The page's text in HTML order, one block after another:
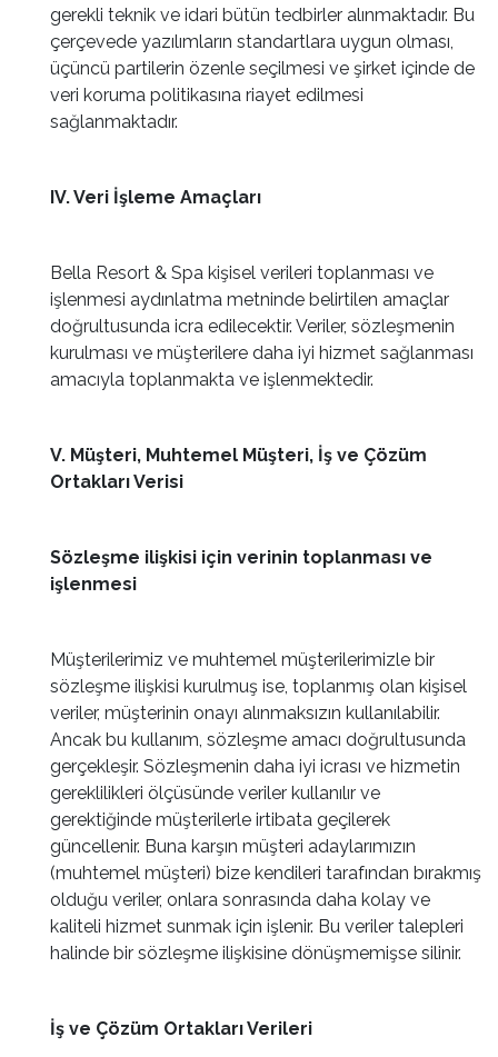
gerekli teknik ve idari bütün tedbirler alınmaktadır. Bu
çerçevede yazılımların standartlara uygun olması,
üçüncü partilerin özenle seçilmesi ve şirket içinde de
veri koruma politikasına riayet edilmesi
sağlanmaktadır.
IV. Veri İşleme Amaçları
Bella Resort & Spa kişisel verileri toplanması ve
işlenmesi aydınlatma metninde belirtilen amaçlar
doğrultusunda icra edilecektir. Veriler, sözleşmenin
kurulması ve müşterilere daha iyi hizmet sağlanması
amacıyla toplanmakta ve işlenmektedir.
V. Müşteri, Muhtemel Müşteri, İş ve Çözüm
Ortakları Verisi
Sözleşme ilişkisi için verinin toplanması ve
işlenmesi
Müşterilerimiz ve muhtemel müşterilerimizle bir
sözleşme ilişkisi kurulmuş ise, toplanmış olan kişisel
veriler, müşterinin onayı alınmaksızın kullanılabilir.
Ancak bu kullanım, sözleşme amacı doğrultusunda
gerçekleşir. Sözleşmenin daha iyi icrası ve hizmetin
gereklilikleri ölçüsünde veriler kullanılır ve
gerektiğinde müşterilerle irtibata geçilerek
güncellenir. Buna karşın müşteri adaylarımızın
(muhtemel müşteri) bize kendileri tarafından bırakmış
olduğu veriler, onlara sonrasında daha kolay ve
kaliteli hizmet sunmak için işlenir. Bu veriler talepleri
halinde bir sözleşme ilişkisine dönüşmemişse silinir.
İş ve Çözüm Ortakları Verileri